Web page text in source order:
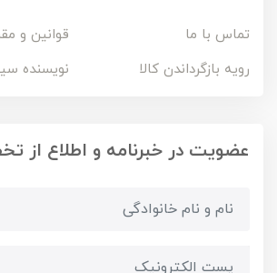
تماس با ما
قوانین و
رویه بازگرداندن کالا
نویسنده
عضویت در خبرنامه و اطلاع از